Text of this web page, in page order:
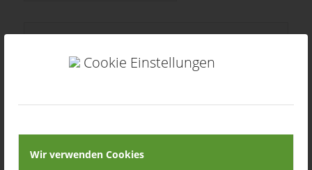
Cookie Einstellungen
Wir verwenden Cookies